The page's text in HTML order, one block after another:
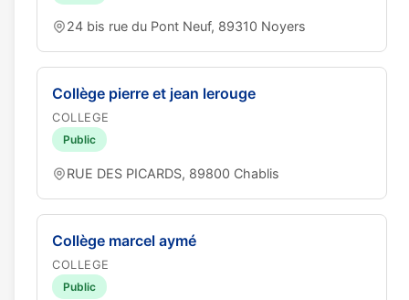
24 bis rue du Pont Neuf, 89310 Noyers
Collège pierre et jean lerouge
COLLEGE
Public
RUE DES PICARDS, 89800 Chablis
Collège marcel aymé
COLLEGE
Public